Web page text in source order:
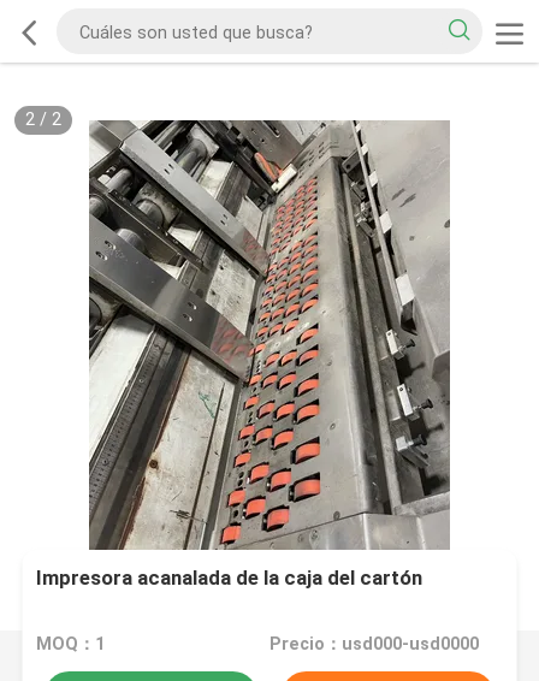
2/ 2
Impresora acanalada de la caja del cartón
MOQ：1 Precio：usd000-usd0000